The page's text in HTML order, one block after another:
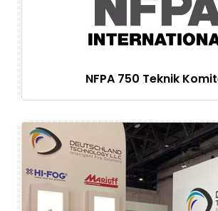
NFPA 750 Teknik